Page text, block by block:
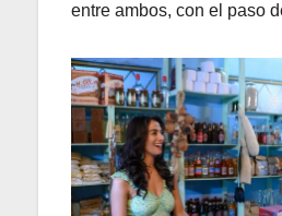
entre ambos, con el paso